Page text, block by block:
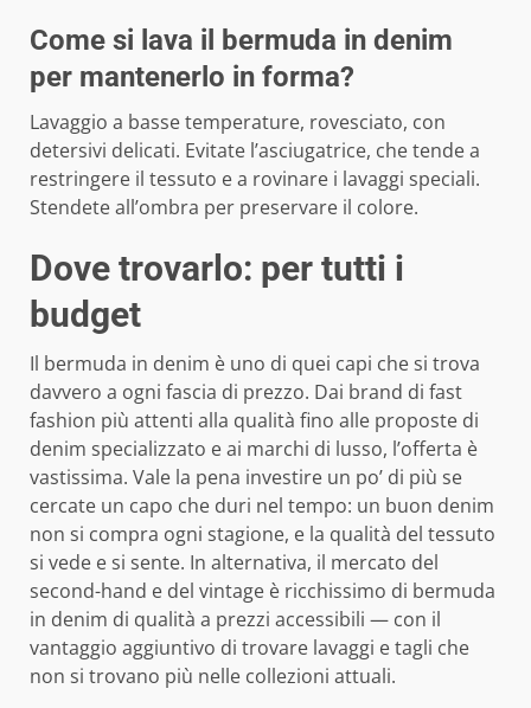
Come si lava il bermuda in denim
per mantenerlo in forma?
Lavaggio a basse temperature, rovesciato, con
detersivi delicati. Evitate l’asciugatrice, che tende a
restringere il tessuto e a rovinare i lavaggi speciali.
Stendete all’ombra per preservare il colore.
Dove trovarlo: per tutti i
budget
Il bermuda in denim è uno di quei capi che si trova
davvero a ogni fascia di prezzo. Dai brand di fast
fashion più attenti alla qualità fino alle proposte di
denim specializzato e ai marchi di lusso, l’offerta è
vastissima. Vale la pena investire un po’ di più se
cercate un capo che duri nel tempo: un buon denim
non si compra ogni stagione, e la qualità del tessuto
si vede e si sente. In alternativa, il mercato del
second-hand e del vintage è ricchissimo di bermuda
in denim di qualità a prezzi accessibili — con il
vantaggio aggiuntivo di trovare lavaggi e tagli che
non si trovano più nelle collezioni attuali.